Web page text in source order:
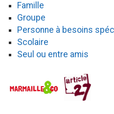
Famille
Groupe
Personne à besoins
Scolaire
Seul ou entre amis